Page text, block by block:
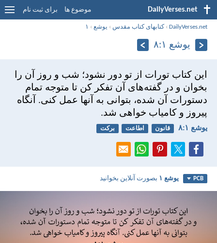
DailyVerses.net موضوع ها برای ثبت نام
DailyVerses.net
›کتابهای کتاب مقدس › يوشع › ۱
يوشع ۱:‏۸
اين كتاب تورات از تو دور نشود؛ شب و روز آن را
بخوان و در گفته‌های آن تفكر كن تا متوجه تمام
دستورات آن شده، بتوانی به آنها عمل كنی. آنگاه
پيروز و كامياب خواهی شد.
يوشع ۱:‏۸ قانون اطاعت برکت
PCB يوشع ۱ بصورت آنلاین بخوانید